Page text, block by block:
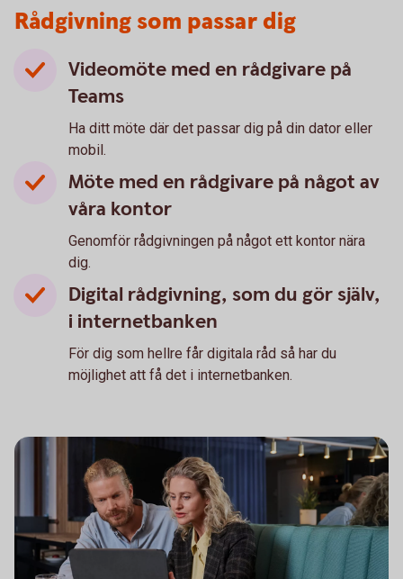
Rådgivning som passar dig
Videomöte med en rådgivare på
Teams
Ha ditt möte där det passar dig på din dator eller
mobil.
Möte med en rådgivare på något av
våra kontor
Genomför rådgivningen på något ett kontor nära
dig.
Digital rådgivning, som du gör själv,
i internetbanken
För dig som hellre får digitala råd så har du
möjlighet att få det i internetbanken.